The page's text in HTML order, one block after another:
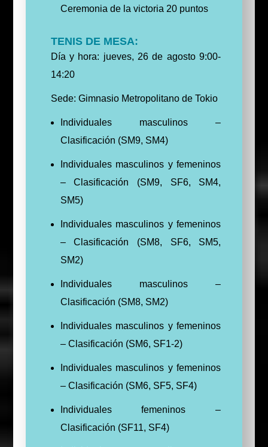
Ceremonia de la victoria 20 puntos
TENIS DE MESA:
Día y hora: jueves, 26 de agosto 9:00-
14:20
Sede: Gimnasio Metropolitano de Tokio
Individuales masculinos –
Clasificación (SM9, SM4)
Individuales masculinos y femeninos
– Clasificación (SM9, SF6, SM4,
SM5)
Individuales masculinos y femeninos
– Clasificación (SM8, SF6, SM5,
SM2)
Individuales masculinos –
Clasificación (SM8, SM2)
Individuales masculinos y femeninos
– Clasificación (SM6, SF1-2)
Individuales masculinos y femeninos
– Clasificación (SM6, SF5, SF4)
Individuales femeninos –
Clasificación (SF11, SF4)